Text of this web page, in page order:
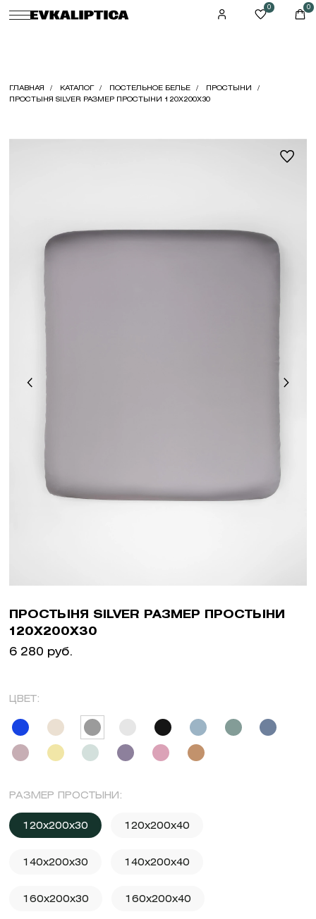
0 0
ГЛАВНАЯ КАТАЛОГ ПОСТЕЛЬНОЕ БЕЛЬЕ
ПРОСТЫНИ
ПРОСТЫНЯ SILVER РАЗМЕР ПРОСТЫНИ 120X200X30
ПРОСТЫНЯ SILVER РАЗМЕР ПРОСТЫНИ
120X200X30
6 280 руб.
ЦВЕТ:
РАЗМЕР ПРОСТЫНИ:
120x200x30 120x200x40
140x200x30 140x200x40
160x200x30 160x200x40